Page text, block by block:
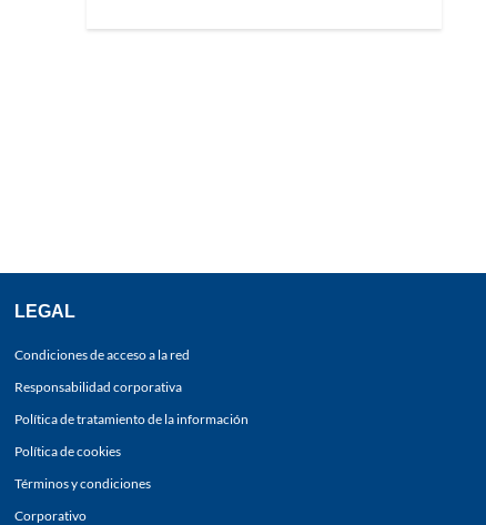
LEGAL
Condiciones de acceso a la red
Responsabilidad corporativa
Política de tratamiento de la información
Política de cookies
Términos y condiciones
Corporativo